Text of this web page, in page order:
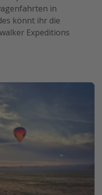
in
könnt ihr die
Expeditions